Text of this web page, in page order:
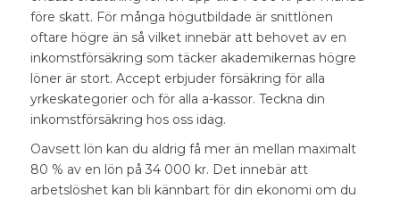
före skatt. För många högutbildade är snittlönen
oftare högre än så vilket innebär att behovet av en
inkomstförsäkring som täcker akademikernashögre
löner är stort. Accept erbjuder försäkring för alla
yrkeskategorier och för alla a-kassor. Teckna din
inkomstförsäkring hos oss idag.
Oavsett lön kan du aldrig få mer än mellan maximalt
80 % av en lön på 34 000 kr. Det innebär att
arbetslöshet kan bli kännbart för din ekonomi om du